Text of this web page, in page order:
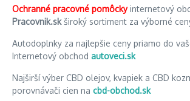
Ochranné pracovné pomôckyinternetový
Pracovnik.skširoký sortiment za výborné
Autodoplnky za najlepšie ceny priamo do
Internetový obchod autoveci.sk
Najširší výber CBD olejov, kvapiek a CBD
porovnávači cien na cbd-obchod.sk